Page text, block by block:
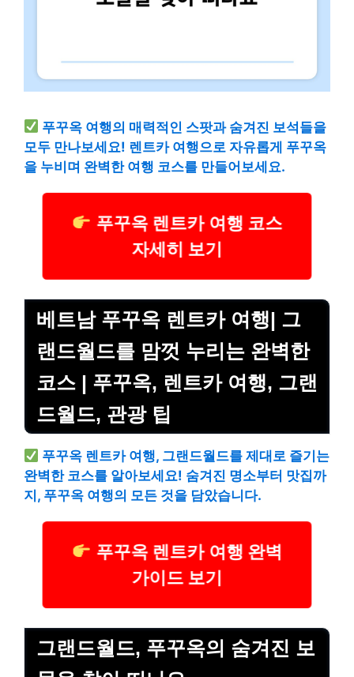
푸꾸옥 여행의 매력적인 스팟과 숨겨진 보석들을
모두 만나보세요! 렌트카 여행으로 자유롭게 푸꾸옥
을 누비며 완벽한 여행 코스를 만들어보세요.
푸꾸옥 렌트카 여행 코스
자세히 보기
베트남 푸꾸옥 렌트카 여행| 그
랜드월드를 맘껏 누리는 완벽한
코스 | 푸꾸옥, 렌트카 여행, 그랜
드월드, 관광 팁
푸꾸옥 렌트카 여행, 그랜드월드를 제대로 즐기는
완벽한 코스를 알아보세요! 숨겨진 명소부터 맛집까
지, 푸꾸옥 여행의 모든 것을 담았습니다.
푸꾸옥 렌트카 여행 완벽
가이드 보기
그랜드월드, 푸꾸옥의 숨겨진 보